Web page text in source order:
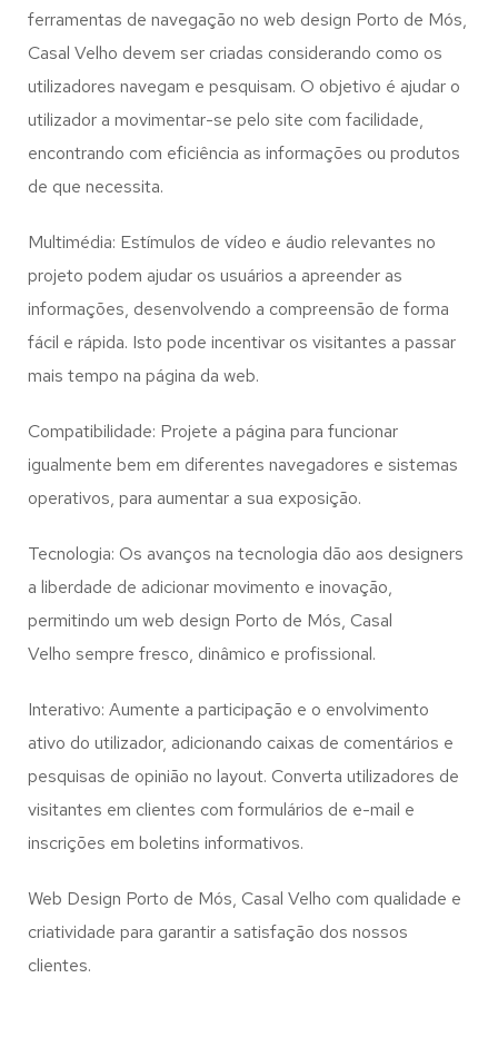
ferramentas de navegação no web design Porto de Mós,
Casal Velho devem ser criadas considerando como os
utilizadores navegam e pesquisam. O objetivo é ajudar o
utilizador a movimentar-se pelo site com facilidade,
encontrando com eficiência as informações ou produtos
de que necessita.
Multimédia: Estímulos de vídeo e áudio relevantes no
projeto podem ajudar os usuários a apreender as
informações, desenvolvendo a compreensão de forma
fácil e rápida. Isto pode incentivar os visitantes a passar
mais tempo na página da web.
Compatibilidade: Projete a página para funcionar
igualmente bem em diferentes navegadores e sistemas
operativos, para aumentar a sua exposição.
Tecnologia: Os avanços na tecnologia dão aos designers
a liberdade de adicionar movimento e inovação,
permitindo um web design Porto de Mós, Casal
Velho sempre fresco, dinâmico e profissional.
Interativo: Aumente a participação e o envolvimento
ativo do utilizador, adicionando caixas de comentários e
pesquisas de opinião no layout. Converta utilizadores de
visitantes em clientes com formulários de e-mail e
inscrições em boletins informativos.
Web Design Porto de Mós, Casal Velho com qualidade e
criatividade para garantir a satisfação dos nossos
clientes.